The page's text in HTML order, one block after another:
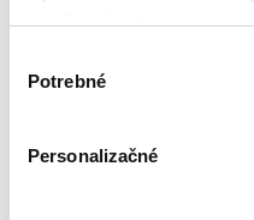
umožňujú zobrazenie
keby sme mohli používať
súhlasu
Potrebné
Personalizačné